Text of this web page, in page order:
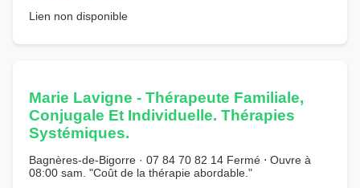
Lien non disponible
Marie Lavigne - Thérapeute Familiale,
Conjugale Et Individuelle. Thérapies
Systémiques.
Bagnères-de-Bigorre · 07 84 70 82 14 Fermé ⋅ Ouvre à
08:00 sam. "Coût de la thérapie abordable."